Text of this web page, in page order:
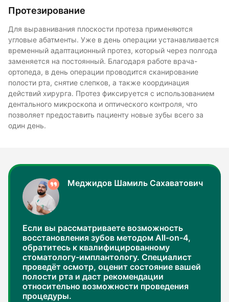
Протезирование
Для выравнивания плоскости протеза применяются
угловые абатменты. Уже в день операции устанавливается
временный адаптационный протез, который через полгода
заменяется на постоянный. Благодаря работе врача-
ортопеда, в день операции проводится сканирование
полости рта, снятие слепков, а также координация
действий хирурга. Протез фиксируется с использованием
дентального микроскопа и оптического контроля, что
позволяет предоставить пациенту новые зубы всего за
один день.
Меджидов Шамиль Сахаватович
Если вы рассматриваете возможность
восстановления зубов методом All-on-4,
обратитесь к квалифицированному
стоматологу-имплантологу. Специалист
проведёт осмотр, оценит состояние вашей
полости рта и даст рекомендации
относительно возможности проведения
процедуры.